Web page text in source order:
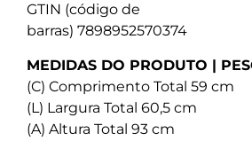
GTIN (código de
barras) 7898952570374
MEDIDAS DO PRODUTO |
(C) Comprimento Total 59 cm
(L) Largura Total 60,5 cm
(A) Altura Total 93 cm